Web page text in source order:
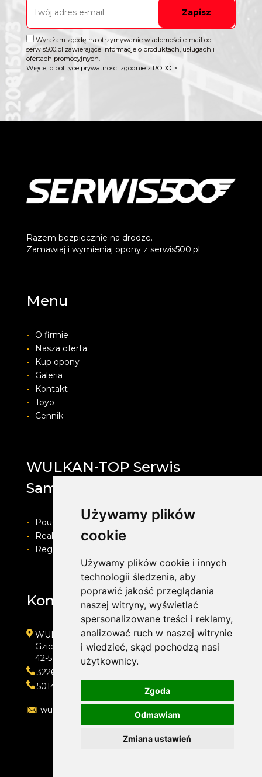
Używamy plików
cookie
Używamy plików cookie i innych
technologii śledzenia, aby
poprawić jakość przeglądania
naszej witryny, wyświetlać
spersonalizowane treści i reklamy,
analizować ruch w naszej witrynie
i wiedzieć, skąd pochodzą nasi
użytkownicy.
Zgoda
Odmawiam
Zmiana ustawień
Zapisz
Wyrażam zgodę na otrzymywanie wiadomości e-mail od
serwis500.pl zawierające informacje o produktach, usługach i
ofertach promocyjnych.
Więcej o polityce prywatności zgodnie z RODO >
Razem bezpiecznie na drodze.
Zamawiaj i wymieniaj opony z serwis500.pl
Menu
-
O firmie
-
Nasza oferta
-
Kup opony
-
Galeria
-
Kontakt
- Toyo
-
Cennik
WULKAN-TOP Serwis
Samochodowy
-
Pouczenie o prawie do odstapienia od umowy
-
Realizacja zamówienia i formy płatności
-
Regulamin i Polityka prywatności
Kontakt
WULKAN-TOP Serwis Samochodowy
Gzichowska 108
42-504 Będzin
322692033
501410313
wulkan-top@wp.pl